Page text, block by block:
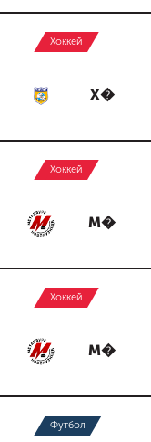
Хоккей
Х�
Хоккей
М�
Хоккей
М�
Футбол